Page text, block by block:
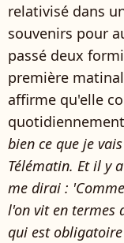
relativisé dans
souvenirs pour
passé deux
première
affirme qu'elle
bien ce que je
Télématin. Et il y
me dirai :
l'on vit en termes
qui est